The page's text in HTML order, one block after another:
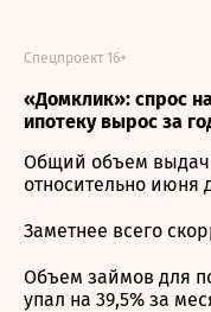
«Домклик»: спрос
ипотеку вырос за
Спецпроект 16+
Общий объем выдач
относительно июня
Заметнее всего
Объем займов для
упал на 39,5% за